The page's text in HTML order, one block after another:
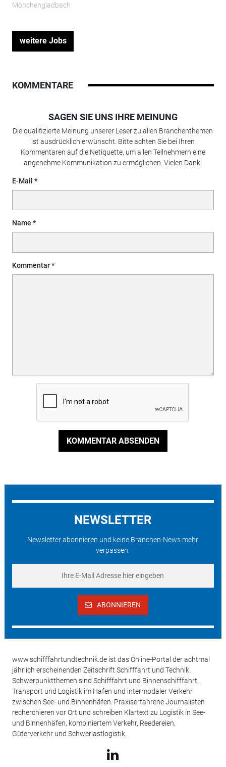
Mönchengladbach
weitere Jobs
KOMMENTARE
SAGEN SIE UNS IHRE MEINUNG
Die qualifizierte Meinung unserer Leser zu allen Branchenthemen
ist ausdrücklich erwünscht. Bitte achten Sie bei Ihren
Kommentaren auf die Netiquette, um allen Teilnehmern eine
angenehme Kommunikation zu ermöglichen. Vielen Dank!
E-Mail
Name
Kommentar
KOMMENTAR ABSENDEN
NEWSLETTER
Newsletter abonnieren und keine Branchen-News mehr
verpassen.
ABONNIEREN
www.schifffahrtundtechnik.de ist das Online-Portal der achtmal
jährlich erscheinenden Zeitschrift Schifffahrt und Technik.
Schwerpunktthemen sind Schifffahrt und Binnenschifffahrt,
Transport und Logistik im Hafen und intermodaler Verkehr
zwischen See- und Binnenhäfen. Praxiserfahrene Journalisten
recherchieren vor Ort und schreiben Klartext zu Logistik in See-
und Binnenhäfen, kombiniertem Verkehr, Reedereien,
Güterverkehr und Schwerlastlogistik.